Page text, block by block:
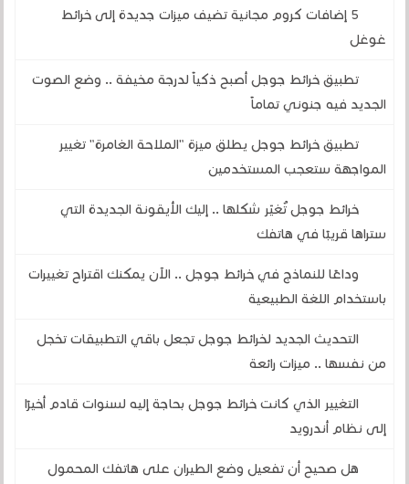
5 إضافات كروم مجانية تضيف ميزات جديدة إلى خرائط
غوغل
تطبيق خرائط جوجل أصبح ذكياً لدرجة مخيفة .. وضع الصوت
الجديد فيه جنوني تماماً
تطبيق خرائط جوجل يطلق ميزة "الملاحة الغامرة" تغيير
المواجهة ستعجب المستخدمين
خرائط جوجل تُغيّر شكلها .. إليك الأيقونة الجديدة التي
ستراها قريبًا في هاتفك
وداعًا للنماذج في خرائط جوجل .. الآن يمكنك اقتراح تغييرات
باستخدام اللغة الطبيعية
التحديث الجديد لخرائط جوجل تجعل باقي التطبيقات تخجل
من نفسها .. ميزات رائعة
التغيير الذي كانت خرائط جوجل بحاجة إليه لسنوات قادم أخيرًا
إلى نظام أندرويد
هل صحيح أن تفعيل وضع الطيران على هاتفك المحمول